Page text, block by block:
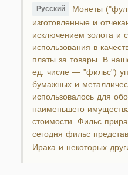
Русский Монеты
изготовленные и
исключением золота и
использования в
платы за товары. В
ед. числе — "фильс")
бумажных и
использовалось для
наименьшего
стоимости. Фильс
сегодня фильс
Ирака и некоторых